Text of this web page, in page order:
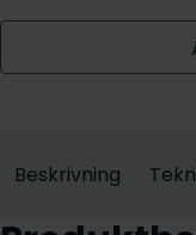
Beskrivning